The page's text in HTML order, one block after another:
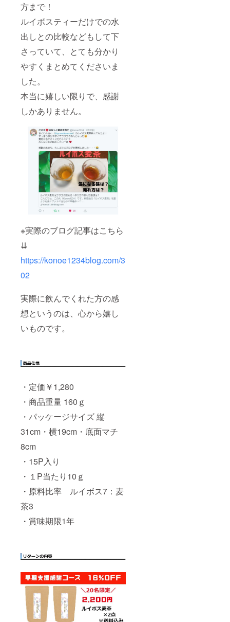
方まで！
ルイボスティーだけでの水
出しとの比較などもして下
さっていて、とても分かり
やすくまとめてくださいま
した。
本当に嬉しい限りで、感謝
しかありません。
※実際のブログ記事はこちら
⇊
https://konoe1234blog.com/3
02
実際に飲んでくれた方の感
想というのは、心から嬉し
いものです。
・定価￥1,280
・商品重量 160ｇ
・パッケージサイズ 縦
31cm・横19cm・底面マチ
8cm
・15P入り
・１P当たり10ｇ
・原料比率 ルイボス7：麦
茶3
・賞味期限1年